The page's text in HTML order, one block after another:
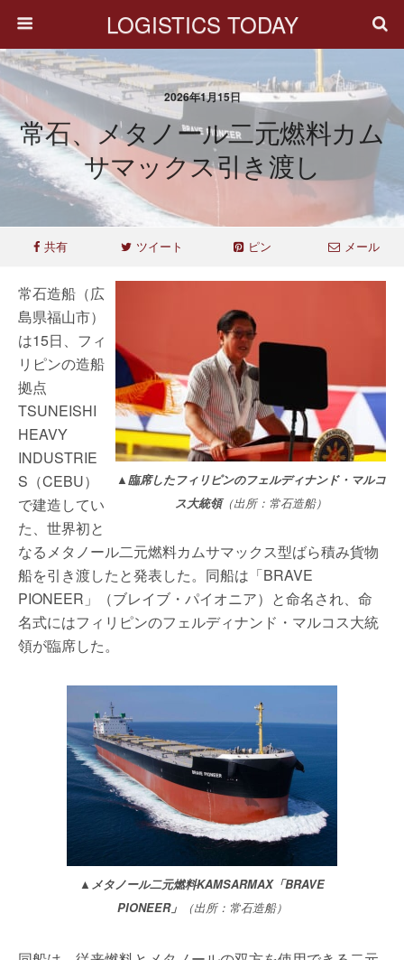
LOGISTICS TODAY
2026年1月15日
常石、メタノール二元燃料カム
サマックス引き渡し
共有 ツイート ピン メール
▲臨席したフィリピンのフェルディナンド・マルコ
ス大統領（出所：常石造船）
常石造船（広
島県福山市）
は15日、フィ
リピンの造船
拠点
TSUNEISHI
HEAVY
INDUSTRIE
S（CEBU）
で建造してい
た、世界初と
なるメタノール二元燃料カムサマックス型ばら積み貨物
船を引き渡したと発表した。同船は「BRAVE
PIONEER」（ブレイブ・パイオニア）と命名され、命
名式にはフィリピンのフェルディナンド・マルコス大統
領が臨席した。
▲メタノール二元燃料KAMSARMAX「BRAVE
PIONEER」
（出所：常石造船）